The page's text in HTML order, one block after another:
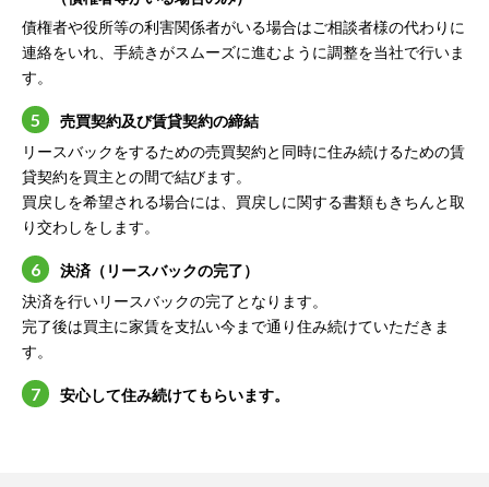
債権者や役所等の利害関係者がいる場合はご相談者様の代わりに
連絡をいれ、手続きがスムーズに進むように調整を当社で行いま
す。
売買契約及び賃貸契約の締結
リースバックをするための売買契約と同時に住み続けるための賃
貸契約を買主との間で結びます。
買戻しを希望される場合には、買戻しに関する書類もきちんと取
り交わしをします。
決済（リースバックの完了）
決済を行いリースバックの完了となります。
完了後は買主に家賃を支払い今まで通り住み続けていただきま
す。
安心して住み続けてもらいます。